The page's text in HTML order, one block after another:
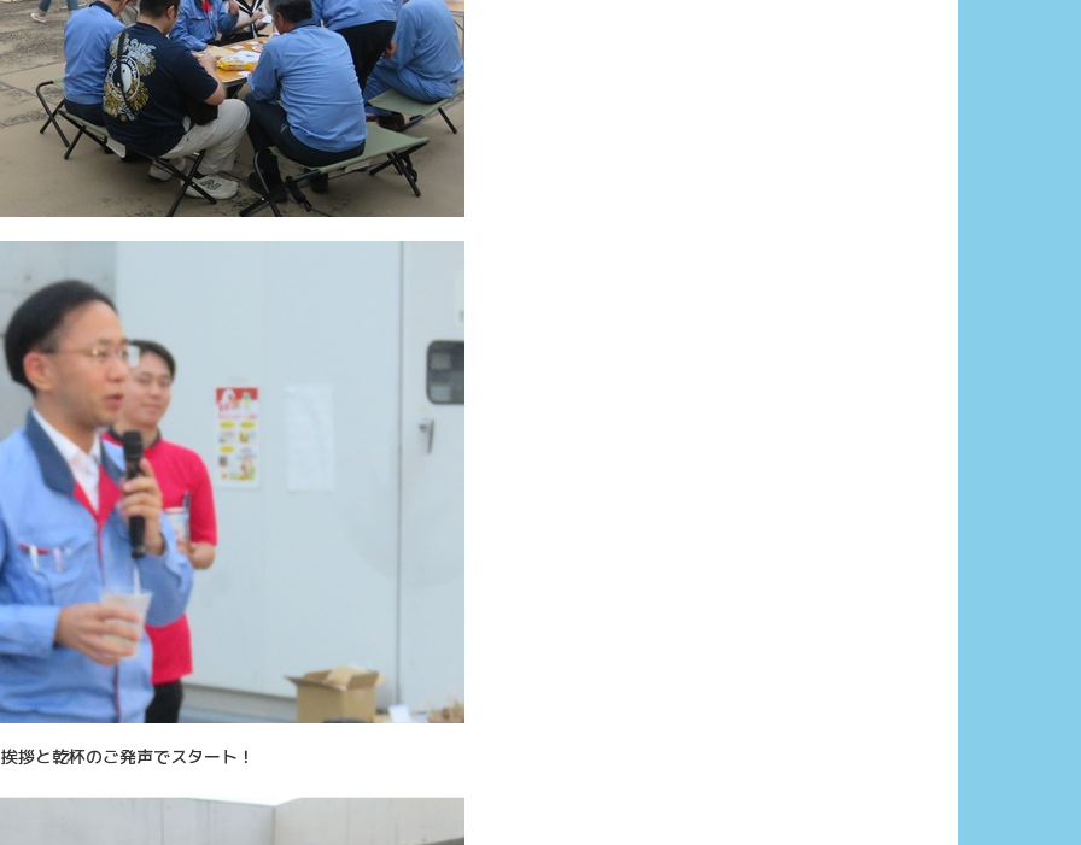
拶と乾杯のご発声でスタート！